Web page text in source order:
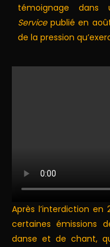
témoignage
Servicepublié en
de la pression
Après l’interdiction en
certaines émissions
danse et de chant,